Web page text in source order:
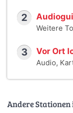
2
Weitere
3 Vor Ort
Audio,
Andere